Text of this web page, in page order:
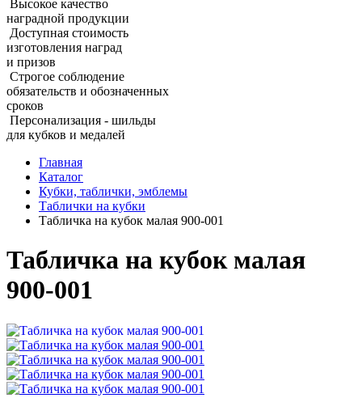
Высокое качество
наградной продукции
Доступная стоимость
изготовления наград
и призов
Строгое соблюдение
обязательств и обозначенных
сроков
Персонализация - шильды
для кубков и медалей
Главная
Каталог
Кубки, таблички, эмблемы
Таблички на кубки
Табличка на кубок малая 900‑001
Табличка на кубок малая
900‑001